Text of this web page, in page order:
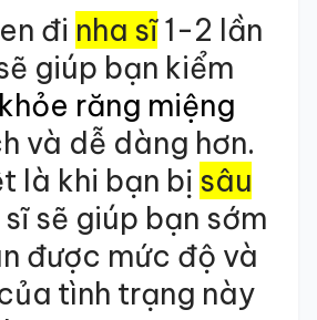
đi nha sĩ1-2 lần
giúp bạn kiểm
răng miệng
và dễ dàng hơn.
là khi bạn bị sâu
sĩ sẽ giúp bạn sớm
được mức độ và
tình trạng này